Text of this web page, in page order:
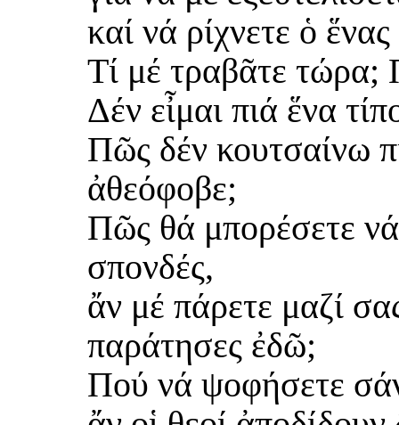
καί νά ρίχνετε ὁ
Τί μέ τραβᾶτε τώρα;
Δέν εἶμαι πιά ἕνα
Πῶς δέν κουτσαίνω
ἀθεόφοβε;
Πῶς θά μπορέσετε νά
σπονδές,
ἄν μέ πάρετε μαζί
παράτησες ἐδῶ;
Πού νά ψοφήσετε